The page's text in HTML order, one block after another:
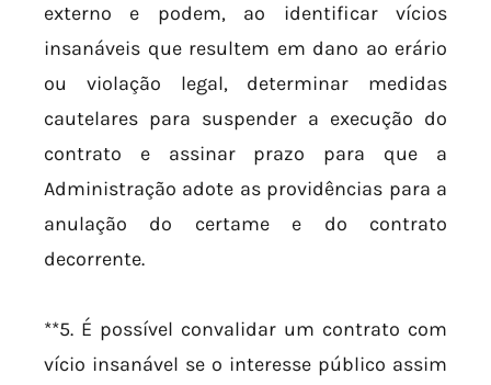
externo e podem, ao identificar vícios
insanáveis que resultem em dano ao erário
ou violação legal, determinar medidas
cautelares para suspender a execução do
contrato e assinar prazo para que a
Administração adote as providências para a
anulação do certame e do contrato
decorrente.
**5. É possível convalidar um contrato com
vício insanável se o interesse público assim